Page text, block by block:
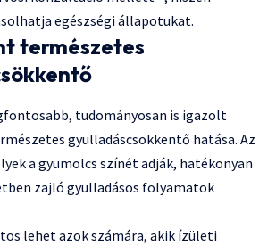
egészségi állapotukat.
természetes
tudományosan is igazolt
gyulladáscsökkentő hatása. Az
a gyümölcs színét adják, hatékonyan
zajló gyulladásos folyamatok
lehet azok számára, akik ízületi